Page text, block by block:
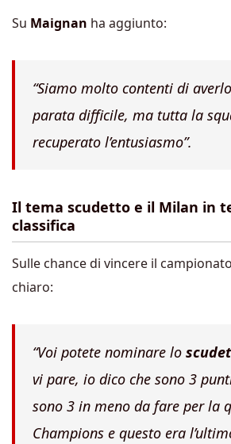
Su Maignan ha aggiunto:
“Siamo molto contenti di
parata difficile, ma tutta la
recuperato l’entusiasmo”.
Il tema scudetto e il Milan in
classifica
Sulle chance di vincere il
chiaro:
“Voi potete nominare lo
vi pare, io dico che sono 3
sono 3 in meno da fare per la
Champions e questo era